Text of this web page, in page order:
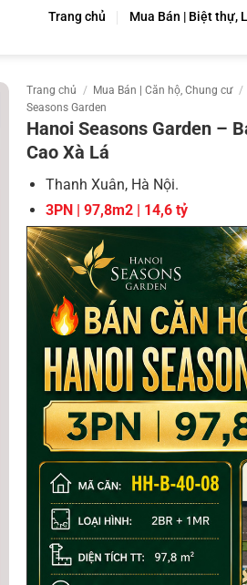
Trang chủ Mua Bán | Biệt thự,
Trang chủ / Mua Bán | Căn hộ, Chung cư /
Seasons Garden
Hanoi Seasons Garden –
Cao Xà Lá
Thanh Xuân, Hà Nội.
3PN | 97,8m2 | 14,6 tỷ